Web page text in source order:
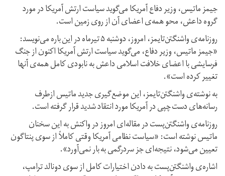
جیمز ماتیس، وزیر دفاع آمریکا می‌گوید سیاست ارتش آمریکا در مورد
گروه داعش، محو همه‌ی اعضای آن از روی زمین است.
روزنامه‌ی واشنگتن‌تایمز، امروز، دوشنبه ۵ تیرماه در این باره می‌نویسد:
«جیمز ماتیس، وزیر دفاع، می‌گوید سیاست ارتش آمریکا اکنون از جنگ
فرسایشی با اعضای خلافت اسلامی داعش به نابودی کامل همه‌ی آنها
تغییر کرده است».
به نوشته‌ی واشنگتن‌تایمز، این موضع‌گیری جدید ماتیس ازطرف
رسانه‌های دست چپی در آمریکا مورد انتقاد شدید قرار گرفته است.
روزنامه‌ی واشنگتن‌پست در مقاله‌ای امروز در واکنش به این سخنان
ماتیس نوشته است: «سیاست نظامی آمریکا وقتی کاملاً از سوی پنتاگون
تعیین می‌شود، نتیجه‌ای جز سردرگمی به بار نمی‌آورد».
اشاره‌ی واشنگتن‌پست به دادن اختیارات کامل از سوی دونالد ترامپ،